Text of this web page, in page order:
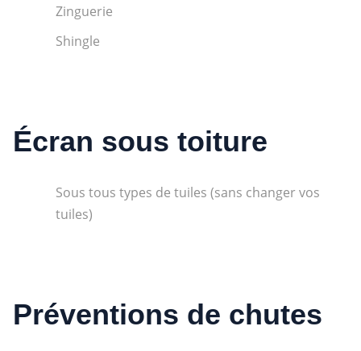
Zinguerie
Shingle
Écran sous toiture
Sous tous types de tuiles (sans changer vos
tuiles)
Préventions de chutes